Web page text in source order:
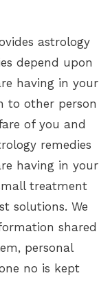
astrology
depend upon
having in your
to other person
of you and
remedies
having in your
treatment
solutions. We
shared
personal
no is kept